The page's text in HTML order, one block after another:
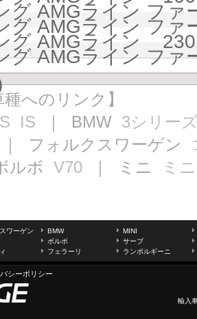
グ AMGライン フ
グ AMGライン フ
グ AMGライン
グ AMGライン フ
種へのリンク】
IS ｜ BMW 3シリー
｜ フォルクスワーゲン
ルボ V70 ｜ ミニ ミニ
ワーゲン BMW
MINI
ボルボ
サーブ
フェラーリ ランボルギーニ
シーポリシー
輸入